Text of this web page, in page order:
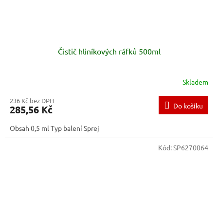
Čistič hliníkových ráfků 500ml
Skladem
236 Kč bez DPH
285,56 Kč Do košíku
Obsah 0,5 ml Typ balení Sprej
Kód:SP6270064